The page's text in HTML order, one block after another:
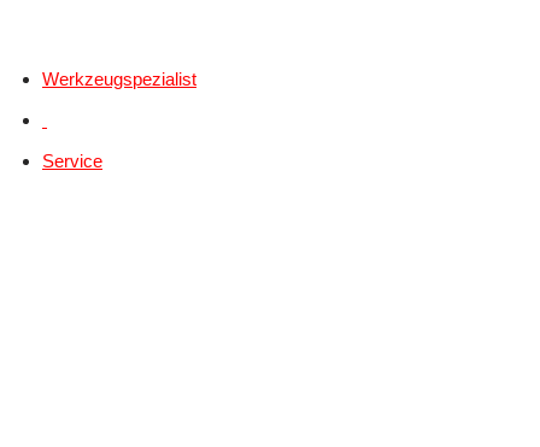
Werkzeugspezialist
Service